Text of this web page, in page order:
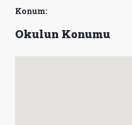
Konum:
Okulun Konumu